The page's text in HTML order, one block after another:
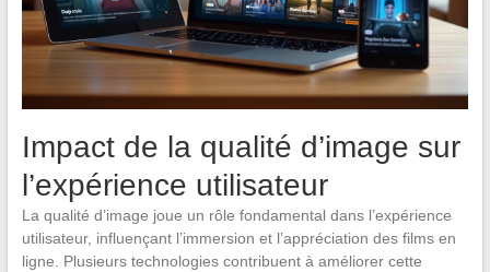
Impact de la qualité d’image sur
l’expérience utilisateur
La qualité d’image joue un rôle fondamental dans l’expérience
utilisateur, influençant l’immersion et l’appréciation des films en
ligne. Plusieurs technologies contribuent à améliorer cette